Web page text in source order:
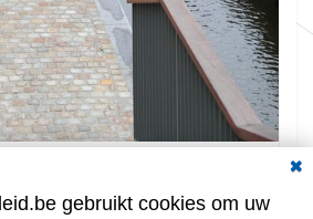
gebruikt cookies om uw